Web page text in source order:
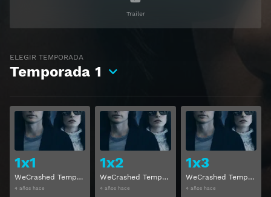
Trailer
ELEGIR TEMPORADA
Temporada 1
1x1
WeCrashed Temporada 1 Capitulo 1
4 años hace
Ver
1x2
WeCrashed Temporada 1 Capitulo 2
4 años hace
Ver
1x3
WeCrashed Temporada 1 Capitulo 3
4 años hace